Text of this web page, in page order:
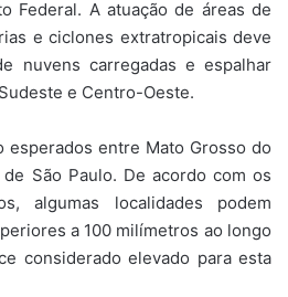
Federal. A atuação de áreas de
e ciclones extratropicais deve
nuvens carregadas e espalhar
e Centro-Oeste.
esperados entre Mato Grosso do
São Paulo. De acordo com os
algumas localidades podem
a 100 milímetros ao longo
considerado elevado para esta